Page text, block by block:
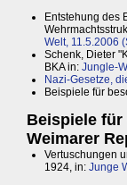
Entstehung des
Welt, 11.5.2006
Schenk, Dieter
BKA in: Jungle-
Nazi-Gesetze,
Beispiele für
Beispiele
Weimarer
Vertuschungen
1924, in: Junge